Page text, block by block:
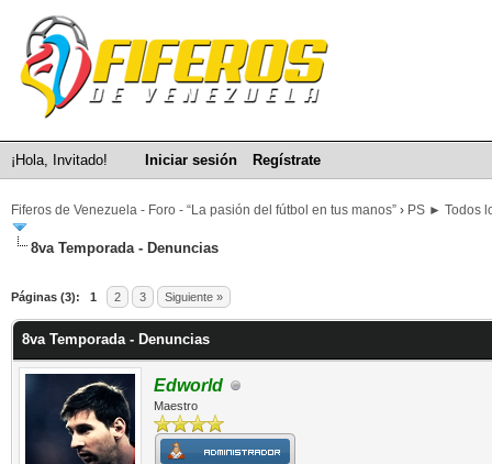
¡Hola, Invitado! Iniciar sesión Regístrate
Fiferos de Venezuela - Foro - “La pasión del fútbol en tus manos” › PS ► Todos
8va Temporada - Denuncias
Páginas (3): 1 2 3 Siguiente »
8va Temporada - Denuncias
Edworld
Maestro